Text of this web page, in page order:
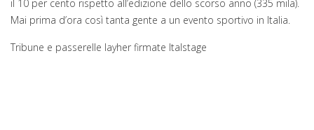
il 10 per cento rispetto all’edizione dello scorso anno (335 mila).
Mai prima d’ora così tanta gente a un evento sportivo in Italia.
Tribune e passerelle layher firmate Italstage